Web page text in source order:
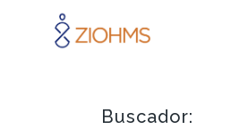
Buscador: